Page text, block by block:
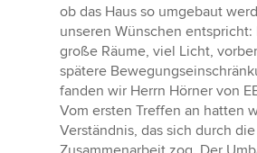
5
Sternen
ob das Haus so umgebaut
unseren Wünschen
große Räume, viel Licht,
spätere
fanden wir Herrn Hörner von
Vom ersten Treffen an hatten
Verständnis, das sich durch